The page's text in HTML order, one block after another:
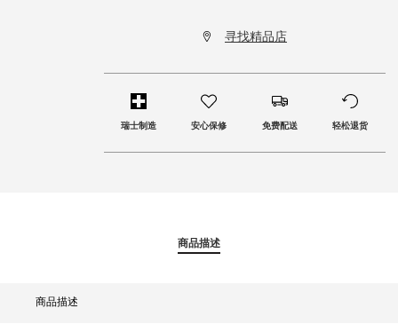
寻找精品店
瑞士制造 安心保修 免费配送 轻松退货
商品描述
商品描述